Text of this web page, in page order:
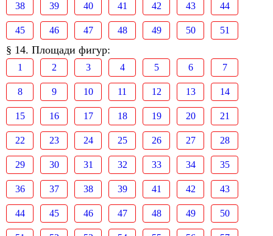
38 39 40 41 42 43 44
45 46 47 48 49 50 51
§ 14. Площади фигур:
1 2 3 4 5 6 7
8 9 10 11 12 13 14
15 16 17 18 19 20 21
22 23 24 25 26 27 28
29 30 31 32 33 34 35
36 37 38 39 41 42 43
44 45 46 47 48 49 50